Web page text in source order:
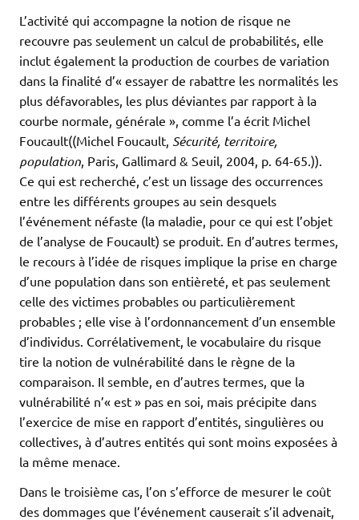
L’activité qui accompagne la notion de risque ne
recouvre pas seulement un calcul de probabilités, elle
inclut également la production de courbes de variation
dans la finalité d’« essayer de rabattre les normalités les
plus défavorables, les plus déviantes par rapport à la
courbe normale, générale », comme l’a écrit Michel
Foucault((Michel Foucault, Sécurité, territoire,
population, Paris, Gallimard & Seuil, 2004, p. 64-65.)).
Ce qui est recherché, c’est un lissage des occurrences
entre les différents groupes au sein desquels
l’événement néfaste (la maladie, pour ce qui est l’objet
de l’analyse de Foucault) se produit. En d’autres termes,
le recours à l’idée de risques implique la prise en charge
d’une population dans son entièreté, et pas seulement
celle des victimes probables ou particulièrement
probables ; elle vise à l’ordonnancement d’un ensemble
d’individus. Corrélativement, le vocabulaire du risque
tire la notion de vulnérabilité dans le règne de la
comparaison. Il semble, en d’autres termes, que la
vulnérabilité n’« est » pas en soi, mais précipite dans
l’exercice de mise en rapport d’entités, singulières ou
collectives, à d’autres entités qui sont moins exposées à
la même menace.
Dans le troisième cas, l’on s’efforce de mesurer le coût
des dommages que l’événement causerait s’il advenait,